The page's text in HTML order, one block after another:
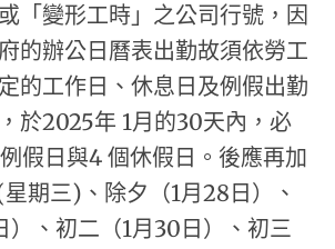
「變形工時」之公司行號，因
的辦公日曆表出勤故須依勞工
的工作日、休息日及例假出勤
於2025年 1月的30天內，必
假日與4 個休假日。後應再加
期三)、除夕（1月28日）、
）、初二（1月30日）、初三